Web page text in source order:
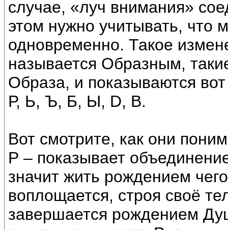
случае, «луч внимания»
этом нужно учитывать, что
одновременно. Такое
называется Образным,
Образа, и показываются
Р, Ь, Ъ, Б, Ы, D, В.
Вот смотрите, как они
Р – показывает
значит жить рождением
воплощается, строя своё
завершается рождением